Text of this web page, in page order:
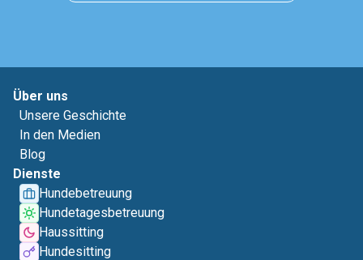
Über uns
Unsere Geschichte
In den Medien
Blog
Dienste
Hundebetreuung
Hundetagesbetreuung
Haussitting
Hundesitting